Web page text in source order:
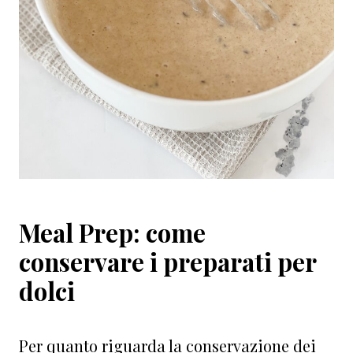
Meal Prep: come
conservare i preparati per
dolci
Per quanto riguarda la conservazione dei